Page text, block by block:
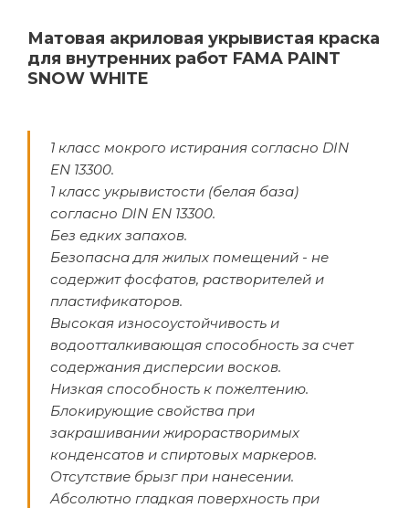
Матовая акриловая укрывистая краска
для внутренних работ FAMA PAINT
SNOW WHITE
1 класс мокрого истирания согласно DIN
EN 13300.
1 класс укрывистости (белая база)
согласно DIN EN 13300.
Без едких запахов.
Безопасна для жилых помещений - не
содержит фосфатов, растворителей и
пластификаторов.
Высокая износоустойчивость и
водоотталкивающая способность за счет
содержания дисперсии восков.
Низкая способность к пожелтению.
Блокирующие свойства при
закрашивании жирорастворимых
конденсатов и спиртовых маркеров.
Отсутствие брызг при нанесении.
Абсолютно гладкая поверхность при